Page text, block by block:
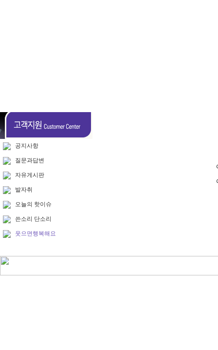
공지사항
질문과답변
자유게시판
발자취
오늘의 핫이슈
쓴소리 단소리
웃으면행복해요